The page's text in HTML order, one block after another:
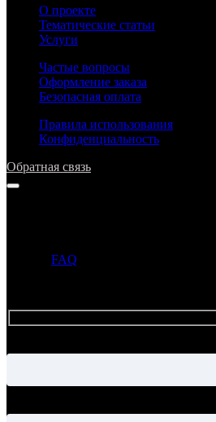
О проекте
Тематические статьи
Услуги
Частые вопросы
Оформление заказа
Безопасная оплата
Правила использования
Конфиденциальность
Обратная связь
FAQ